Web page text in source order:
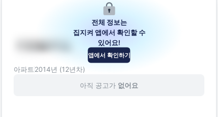
거영블루힐
인천광역시 검단구 청마로 37
아파트 2014년 (12년차)
아직 공고가 없어요
전체 정보는
집지켜 앱에서 확인할 수
있어요!
앱에서 확인하기